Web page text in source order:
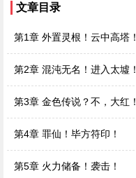
文章目录
第1章 外置灵根！云中高塔！
第2章 混沌无名！进入太墟！
第3章 金色传说？不，大红！
第4章 罪仙！毕方符印！
第5章 火力储备！袭击！